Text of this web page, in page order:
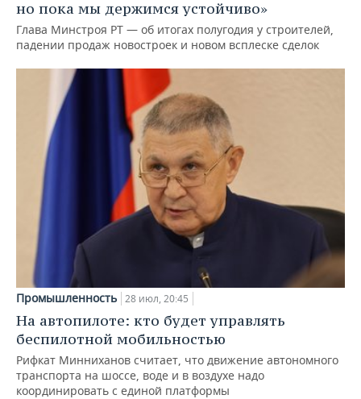
но пока мы держимся устойчиво»
Глава Минстроя РТ — об итогах полугодия у строителей,
падении продаж новостроек и новом всплеске сделок
Промышленность 28 июл, 20:45
На автопилоте: кто будет управлять
беспилотной мобильностью
Рифкат Минниханов считает, что движение автономного
транспорта на шоссе, воде и в воздухе надо
координировать с единой платформы